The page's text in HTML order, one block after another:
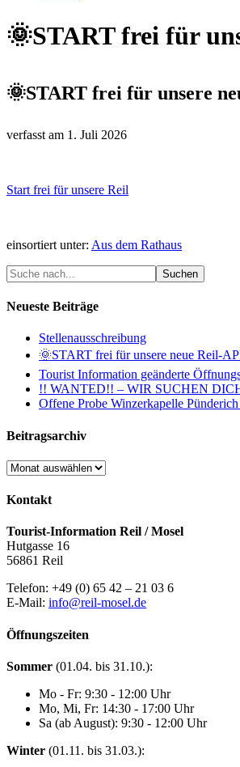
🌞START frei für
🌞START frei für unsere
verfasst am 1. Juli 2026
Start frei für unsere Reil
einsortiert unter: Aus dem Rathaus
Neueste Beiträge
Stellenausschreibung
🌞START frei für unsere neue Reil-
Tourist Information geänderte
!! WANTED!! – WIR SUCHEN
Offene Probe Winzerkapelle
Beitragsarchiv
Beitragsarchiv
Kontakt
Tourist-Information Reil / Mosel
Hutgasse 16
56861 Reil
Telefon: +49 (0) 65 42 – 21 03 6
E-Mail: info@reil-mosel.de
Öffnungszeiten
Sommer (01.04. bis 31.10.):
Mo - Fr: 9:30 - 12:00 Uhr
Mo, Mi, Fr: 14:30 - 17:00 Uhr
Sa (ab August): 9:30 - 12:00 Uhr
Winter (01.11. bis 31.03.):